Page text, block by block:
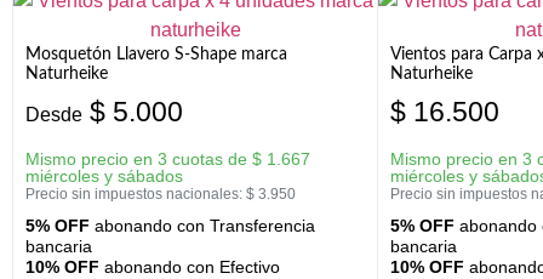
Mosquetón Llavero S-Shape marca
Naturheike
Desde $ 5.000
Mismo precio en 3 cuotas de $ 1.667
miércoles y sábados
Precio sin impuestos nacionales: $ 3.950
5% OFF abonando con Transferencia
bancaria
10% OFF abonando con Efectivo
Vientos para Carpa
Naturheike
$ 16.500
Mismo precio en 3
miércoles y
Precio sin impuestos
5% OFF abonando
bancaria
10% OFF